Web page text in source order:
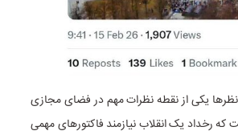
نظرها یکی از نقطه نظرات مهم در فضای مجازی
که رخداد یک انقلاب نیازمند فاکتورهای مهمی